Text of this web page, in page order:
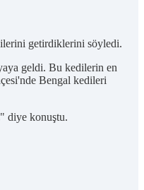
getirdiklerini söyledi.
geldi. Bu kedilerin en
Bengal kedileri
diye konuştu.